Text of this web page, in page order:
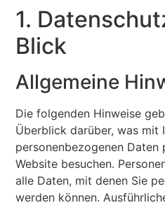
1.
Blick
Allgemeine
Die folgenden Hinweise
Überblick darüber, was mit
personenbezogenen Daten
Website besuchen.
alle Daten, mit denen Sie
werden können.